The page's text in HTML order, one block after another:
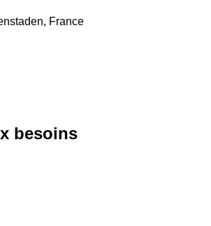
France
besoins